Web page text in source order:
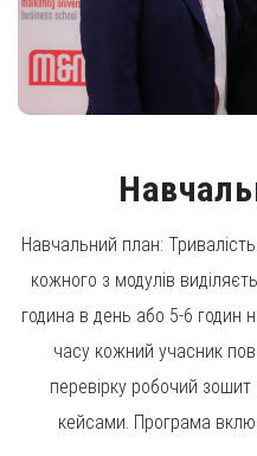
Навчальний план:
кожного з модулів
година в день або 5-6 годин
часу кожний учасник
перевірку робочий
кейсами. Програма